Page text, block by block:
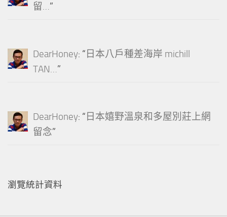
留…”
DearHoney: “ 日本八戶種差海岸 michill
TAN…”
DearHoney: “ 日本嬉野溫泉和多屋別莊上網
留念”
瀏覽統計資料